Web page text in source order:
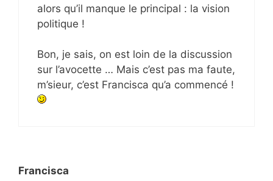
alors qu’il manque le principal : la vision
politique !
Bon, je sais, on est loin de la discussion
sur l’avocette … Mais c’est pas ma faute,
m’sieur, c’est Francisca qu’a commencé !
Francisca